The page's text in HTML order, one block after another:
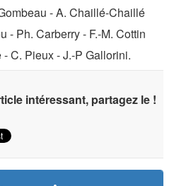
- A. Chaillé-Chaillé
- Ph. Carberry - F.-M. Cottin
C. Pieux - J.-P Gallorini.
intéressant, partagez le !